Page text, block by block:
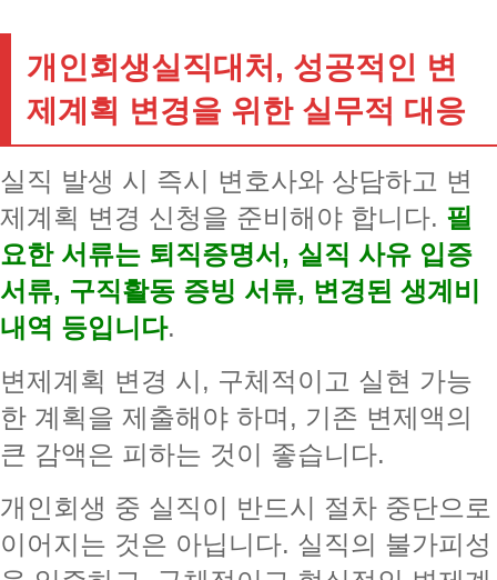
개인회생실직대처, 성공적인 변
제계획 변경을 위한 실무적 대응
실직 발생 시 즉시 변호사와 상담하고 변
제계획 변경 신청을 준비해야 합니다. 필
요한 서류는 퇴직증명서, 실직 사유 입증
서류, 구직활동 증빙 서류, 변경된 생계비
내역 등입니다.
변제계획 변경 시, 구체적이고 실현 가능
한 계획을 제출해야 하며, 기존 변제액의
큰 감액은 피하는 것이 좋습니다.
개인회생 중 실직이 반드시 절차 중단으로
이어지는 것은 아닙니다. 실직의 불가피성